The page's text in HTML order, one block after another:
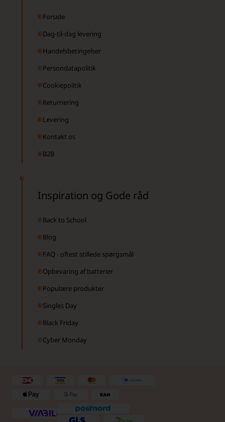
Forside
Dag-til-dag levering
Handelsbetingelser
Persondatapolitik
Cookiepolitik
Returnering
Levering
Kontakt os
B2B
Inspiration og Gode råd
Back to School
Blog
FAQ - oftest stillede spørgsmål
Opbevaring af batterier
Populære produkter
Singles Day
Black Friday
Cyber Monday